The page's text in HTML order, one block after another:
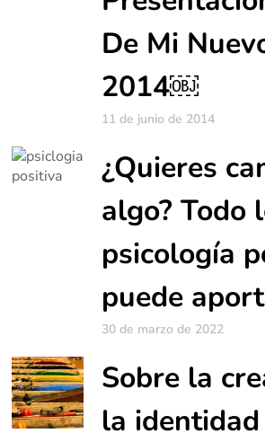
De Mi
2014￼
11 de junio de 2014
¿Quieres
algo? Todo
psicología
puede
30 de marzo de 2022
Sobre la
la